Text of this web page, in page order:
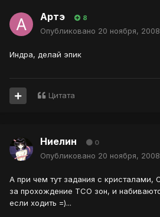
Артэ 8
Опубликовано 20 ноября, 2008
Индра, делай эпик
Цитата
Ниелин 0
Опубликовано 20 ноября, 2008
А при чем тут задания с кристалами,
за прохождение ТСО зон, и
если ходить =)...